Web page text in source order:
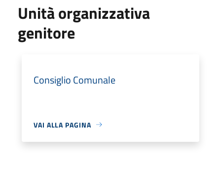
Unità organizzativa
genitore
Consiglio Comunale
VAI ALLA PAGINA